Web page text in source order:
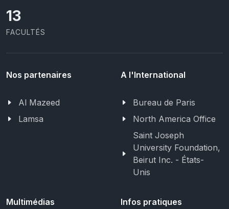
13
FACULTÉS
Nos partenaires
Al Mazeed
Lamsa
A l'International
Bureau de Paris
North America Office
Saint Joseph
University Foundation,
Beirut Inc. - États-
Unis
Multimédias Infos pratiques